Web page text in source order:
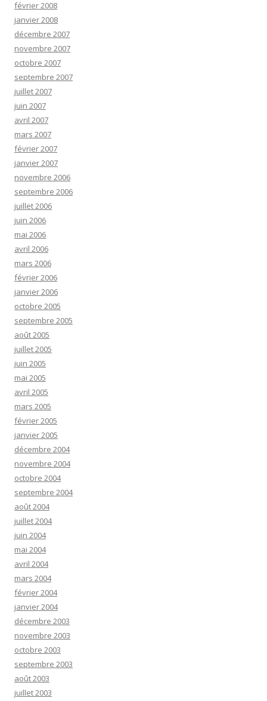
février 2008
janvier 2008
décembre 2007
novembre 2007
octobre 2007
septembre 2007
juillet 2007
juin 2007
avril 2007
mars 2007
février 2007
janvier 2007
novembre 2006
septembre 2006
juillet 2006
juin 2006
mai 2006
avril 2006
mars 2006
février 2006
janvier 2006
octobre 2005
septembre 2005
août 2005
juillet 2005
juin 2005
mai 2005
avril 2005
mars 2005
février 2005
janvier 2005
décembre 2004
novembre 2004
octobre 2004
septembre 2004
août 2004
juillet 2004
juin 2004
mai 2004
avril 2004
mars 2004
février 2004
janvier 2004
décembre 2003
novembre 2003
octobre 2003
septembre 2003
août 2003
juillet 2003